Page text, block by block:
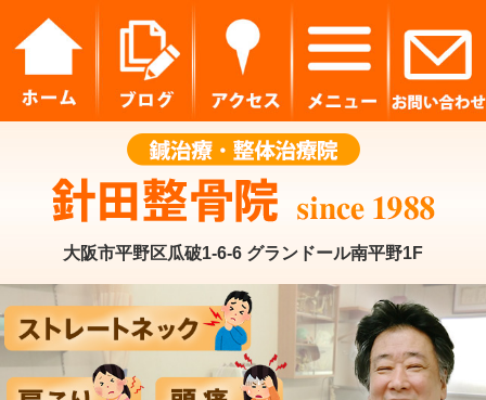
大阪市平野区瓜破1-6-6 グランドール南平野1F